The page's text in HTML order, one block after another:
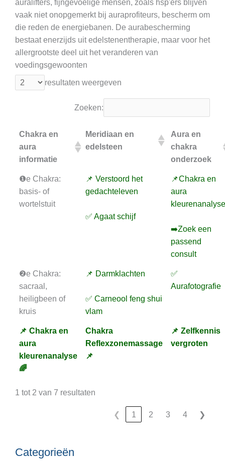
auralifters, fijngevoelige mensen, zoals hsp'ers blijven
vaak niet onopgemerkt bij auraprofiteurs, bescherm om
die reden de energiebanen. De aurabescherming
bestaat enerzijds uit edelstenentherapie, maar voor het
allergrootste deel uit het veranderen van
voedingsgewoonten
resultaten weergeven
Zoeken:
Chakra en
aura
informatie
Meridiaan en
edelsteen
Aura en
chakra
onderzoek
❶e Chakra:
basis- of
wortelstuit
📌 Verstoord het
gedachteleven
✅ Agaat schijf
📌Chakra en
aura
kleurenanalyse
➡️Zoek een
passend
consult
❷e Chakra:
sacraal,
heiligbeen of
kruis
📌 Darmklachten
✅ Carneool feng shui
vlam
✅
Aurafotografie
📌 Chakra en
aura
kleurenanalyse
🌈
Chakra
Reflexzonemassage
📌
📌 Zelfkennis
vergroten
1 tot 2 van 7 resultaten
❮ 1 2 3 4 ❯
Categorieën
Categorieën
Onderwerpen